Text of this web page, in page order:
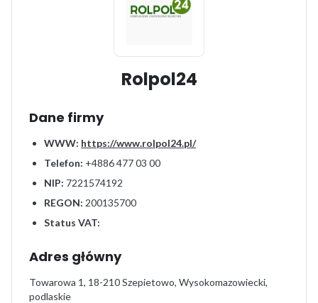
Rolpol24
Dane firmy
WWW: https://www.rolpol24.pl/
Telefon: +4886 477 03 00
NIP: 7221574192
REGON: 200135700
Status VAT:
Adres główny
Towarowa 1, 18-210 Szepietowo, Wysokomazowiecki,
podlaskie